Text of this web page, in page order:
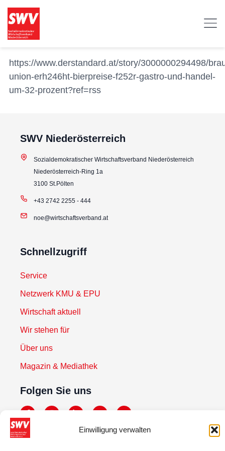
Einwilligung verwalten
https://www.derstandard.at/story/3000000294498/
union-erh246ht-bierpreise-f252r-gastro-und-handel-
um-32-prozent?ref=rss
SWV Niederösterreich
Sozialdemokratischer Wirtschaftsverband Niederösterreich
Niederösterreich-Ring 1a
3100 St.Pölten
+43 2742 2255 - 444
noe@wirtschaftsverband.at
Schnellzugriff
Service
Netzwerk KMU & EPU
Wirtschaft aktuell
Wir stehen für
Über uns
Magazin & Mediathek
Folgen Sie uns
Newsletter abonnieren